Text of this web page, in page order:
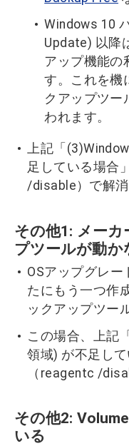
Windows 10
Update) 以降
アップ機能の
す。これを機
クアップツー
われます。
上記「
足している場合
/disable）で解消
その他1: メーカ
プツールが動か
OSアップグレ
たにもう一つ作
ックアップツー
この場合、上記
領域) が不足し
（reagentc /
その他2:
いる